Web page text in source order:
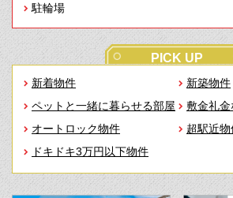
駐輪場
PICK UP
新着物件
新築物件
ペットと一緒に暮らせる部屋
敷金礼金
オートロック物件
超駅近物
ドキドキ3万円以下物件